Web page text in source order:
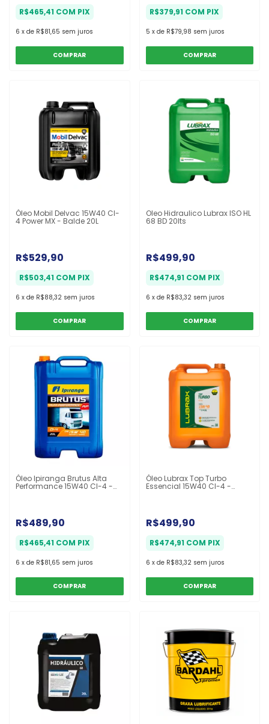
R$465,41 COM PIX
6 x de R$81,65 sem juros
R$379,91 COM PIX
5 x de R$79,98 sem juros
Óleo Mobil Delvac 15W40 CI-
4 Power MX - Balde 20L
R$529,90
R$503,41 COM PIX
6 x de R$88,32 sem juros
Oleo Hidraulico Lubrax ISO HL
68 BD 20lts
R$499,90
R$474,91 COM PIX
6 x de R$83,32 sem juros
Óleo Ipiranga Brutus Alta
Performance 15W40 CI-4 -
R$489,90
R$465,41 COM PIX
6 x de R$81,65 sem juros
Óleo Lubrax Top Turbo
Essencial 15W40 CI-4 -
R$499,90
R$474,91 COM PIX
6 x de R$83,32 sem juros